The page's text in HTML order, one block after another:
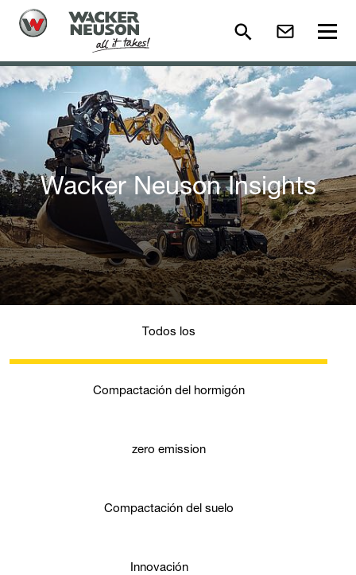
Wacker Neuson Insights
Todos los
Compactación del hormigón
zero emission
Compactación del suelo
Innovación